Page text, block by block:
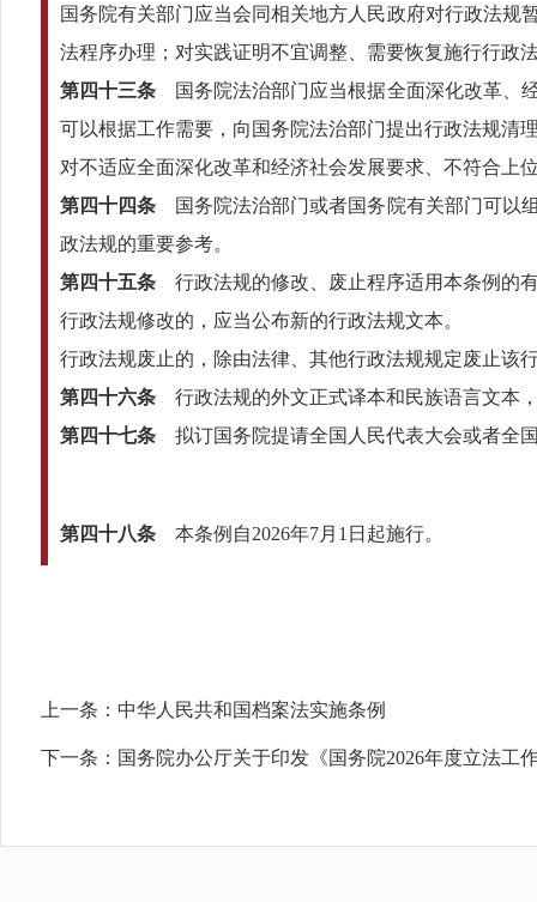
国务院有关部门应当会同相关地方人民政府对行政法规
法程序办理；对实践证明不宜调整、需要恢复施行行政
第四十三条 国务院法治部门应当根据全面深化改革、
可以根据工作需要，向国务院法治部门提出行政法规清
对不适应全面深化改革和经济社会发展要求、不符合上
第四十四条 国务院法治部门或者国务院有关部门可以
政法规的重要参考。
第四十五条 行政法规的修改、废止程序适用本条例的
行政法规修改的，应当公布新的行政法规文本。
行政法规废止的，除由法律、其他行政法规规定废止该
第四十六条 行政法规的外文正式译本和民族语言文本
第四十七条 拟订国务院提请全国人民代表大会或者全
第四十八条 本条例自2026年7月1日起施行。
上一条： 中华人民共和国档案法实施条例
下一条： 国务院办公厅关于印发《国务院2026年度立法工